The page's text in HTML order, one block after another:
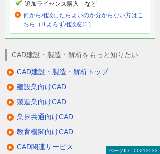
追加ライセンス購入 など
何から相談したらよいのか分からない方はこ
ちら（ITよろず相談窓口）
CAD建設・製造・解析をもっと知りたい
CAD建設・製造・解析トップ
建設業向けCAD
製造業向けCAD
業界共通向けCAD
教育機関向けCAD
CAD関連サービス
ページID：00213533